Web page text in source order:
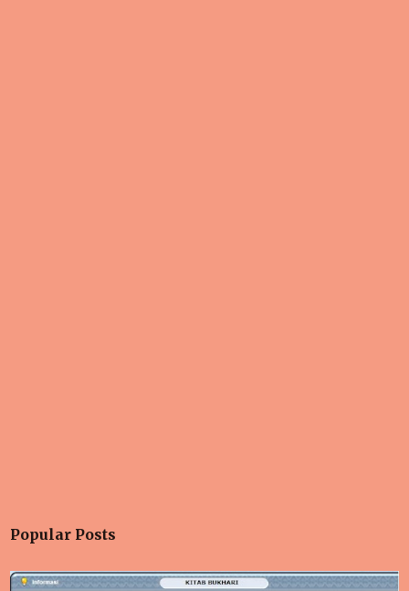
Popular Posts